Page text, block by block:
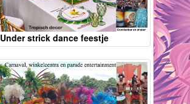
Under strick dance feestje